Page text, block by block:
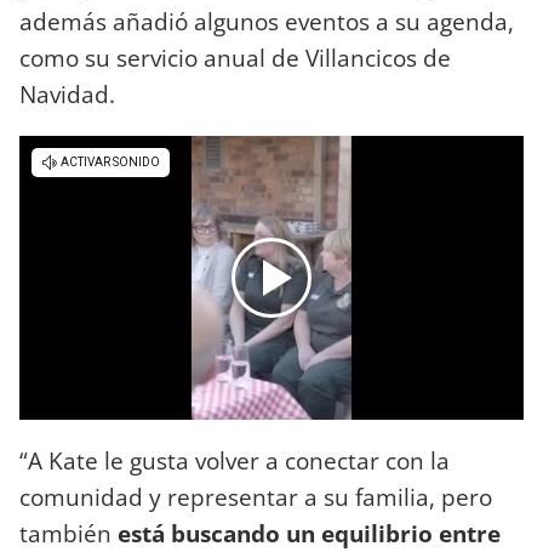
además añadió algunos eventos a su agenda,
como su servicio anual de Villancicos de
Navidad.
“A Kate le gusta volver a conectar con la
comunidad y representar a su familia, pero
también está buscando un equilibrio entre